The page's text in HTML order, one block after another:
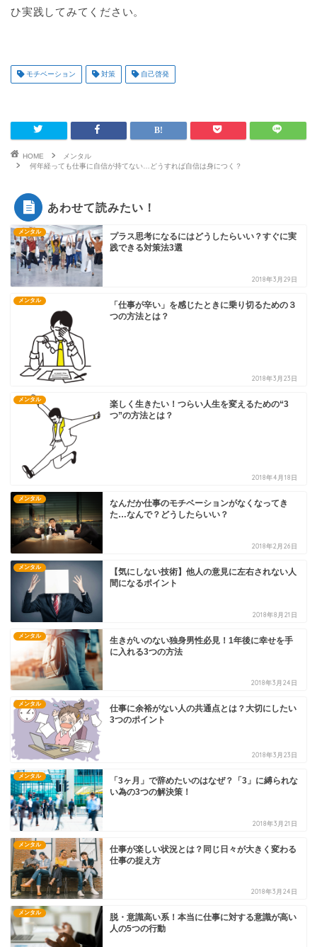
ひ実践してみてください。
モチベーション 対策 自己啓発
HOME
メンタル
何年経っても仕事に自信が持てない…どうすれば自信は身につく？
あわせて読みたい！
メンタル
プラス思考になるにはどうしたらいい？すぐに実
践できる対策法3選
2018年3月29日
メンタル
「仕事が辛い」を感じたときに乗り切るための３
つの方法とは？
2018年3月23日
メンタル
楽しく生きたい！つらい人生を変えるための“3
つ”の方法とは？
2018年4月18日
メンタル
なんだか仕事のモチベーションがなくなってき
た…なんで？どうしたらいい？
2018年2月26日
メンタル
【気にしない技術】他人の意見に左右されない人
間になるポイント
2018年8月21日
メンタル
生きがいのない独身男性必見！1年後に幸せを手
に入れる3つの方法
2018年3月24日
メンタル
仕事に余裕がない人の共通点とは？大切にしたい
3つのポイント
2018年3月23日
メンタル
「3ヶ月」で辞めたいのはなぜ？「3」に縛られな
い為の3つの解決策！
2018年3月21日
メンタル
仕事が楽しい状況とは？同じ日々が大きく変わる
仕事の捉え方
2018年3月24日
メンタル
脱・意識高い系！本当に仕事に対する意識が高い
人の5つの行動